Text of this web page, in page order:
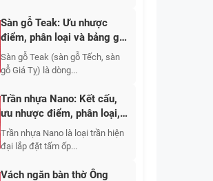
Sàn gỗ Teak: Ưu nhược
điểm, phân loại và bảng giá
thi công mới nhất?
Sàn gỗ Teak (sàn gỗ Tếch, sàn
gỗ Giá Tỵ) là dòng...
Trần nhựa Nano: Kết cấu,
ưu nhược điểm, phân loại,
cập nhật báo giá 2026
Trần nhựa Nano là loại trần hiện
đại lắp đặt tấm ốp...
Vách ngăn bàn thờ Ông